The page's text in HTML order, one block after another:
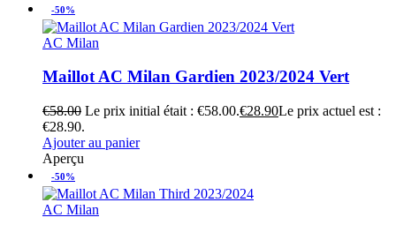
-50%
AC Milan
Maillot AC Milan Gardien 2023/2024 Vert
€58.00 Le prix initial était : €58.00.€28.90Le prix actuel est :
€28.90.
Ajouter au panier
Aperçu
-50%
AC Milan